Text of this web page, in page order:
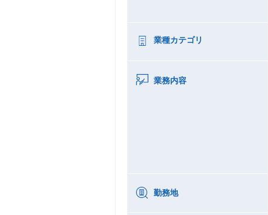
業種カテゴリ
業務内容
勤務地